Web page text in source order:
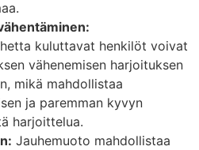
kuluttavat henkilöt voivat
vähenemisen harjoituksen
mikä mahdollistaa
ja paremman kyvyn
harjoittelua.
Jauhemuoto mahdollistaa